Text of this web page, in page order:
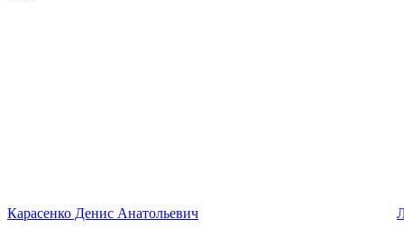
Карасенко Денис Анатольевич